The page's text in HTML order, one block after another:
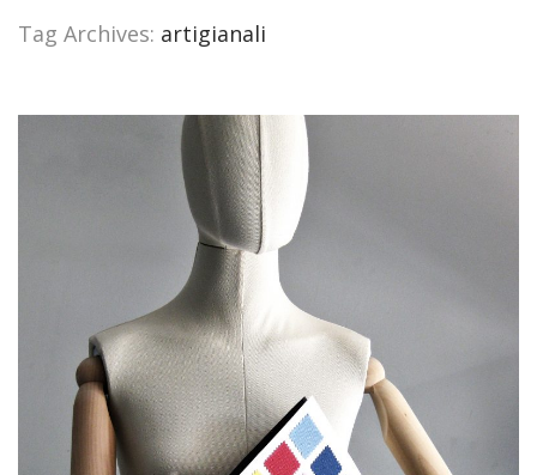
Tag Archives: artigianali